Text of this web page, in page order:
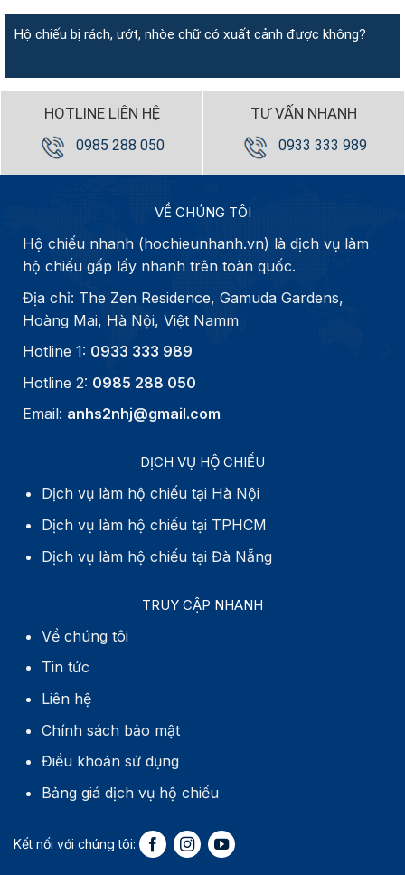
Hộ chiếu bị rách, ướt, nhòe chữ có xuất cảnh được không?
HOTLINE LIÊN HỆ
0985 288 050
TƯ VẤN NHANH
0933 333 989
VỀ CHÚNG TÔI
Hộ chiếu nhanh (hochieunhanh.vn) là dịch vụ làm
hộ chiếu gấp lấy nhanh trên toàn quốc.
Địa chỉ: The Zen Residence, Gamuda Gardens,
Hoàng Mai, Hà Nội, Việt Namm
Hotline 1: 0933 333 989
Hotline 2: 0985 288 050
Email: anhs2nhj@gmail.com
DỊCH VỤ HỘ CHIẾU
Dịch vụ làm hộ chiếu tại Hà Nội
Dịch vụ làm hộ chiếu tại TPHCM
Dịch vụ làm hộ chiếu tại Đà Nẵng
TRUY CẬP NHANH
Về chúng tôi
Tin tức
Liên hệ
Chính sách bảo mật
Điều khoản sử dụng
Bảng giá dịch vụ hộ chiếu